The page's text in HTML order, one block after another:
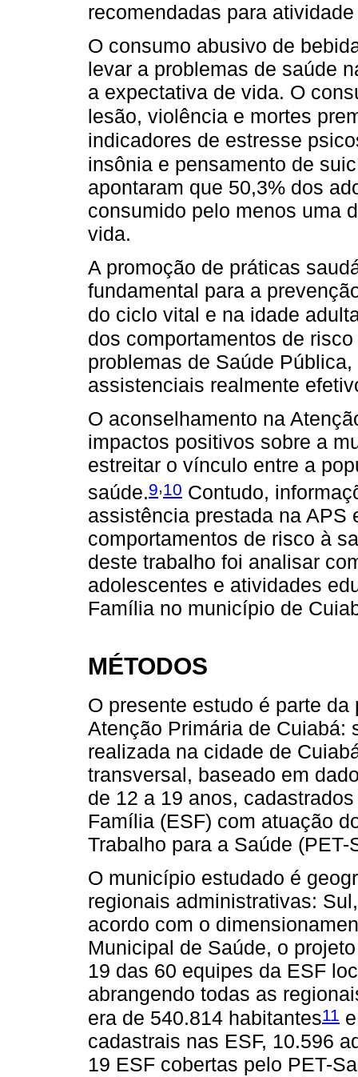
recomendadas para
O consumo abusivo de
levar a problemas de saúde
a expectativa de vida. O
lesão, violência e mortes
indicadores de estresse
insônia e pensamento de
apontaram que 50,3% dos
consumido pelo menos uma
vida.
A promoção de práticas
fundamental para a
do ciclo vital e na idade
dos comportamentos de
problemas de Saúde
assistenciais realmente
O aconselhamento na
impactos positivos sobre a
estreitar o vínculo entre a
saúde.9,10 Contudo,
assistência prestada na APS
comportamentos de risco à
deste trabalho foi analisar
adolescentes e atividades
Família no município de
MÉTODOS
O presente estudo é parte
Atenção Primária de Cuiabá:
realizada na cidade de
transversal, baseado em
de 12 a 19 anos,
Família (ESF) com atuação
Trabalho para a Saúde (PET-
O município estudado é
regionais administrativas:
acordo com o
Municipal de Saúde, o
19 das 60 equipes da ESF
abrangendo todas as
era de 540.814 habitantes11
cadastrais nas ESF, 10.596
19 ESF cobertas pelo PET-